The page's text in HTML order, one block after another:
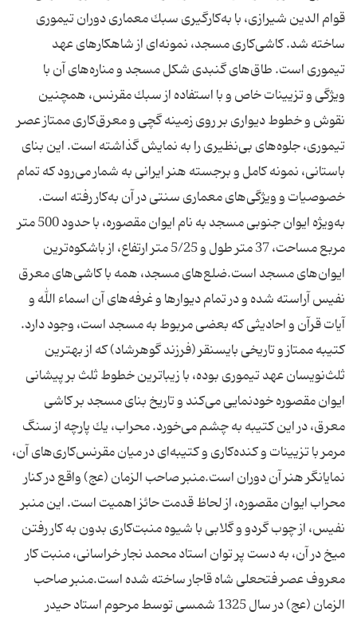
قوام الدین شیرازی، با به‌كارگیری سبك معماری دوران تیموری
ساخته شد. كاشی‌كاری مسجد، نمونه‌ای از شاهكارهای عهد
تیموری است. طاق‌‌های گنبدی شكل مسجد و مناره‌‌های آن با
ویژگی و تزیینات خاص و با استفاده از سبك مقرنس، همچنین
نقوش و خطوط دیواری بر روی زمینه‌ گچی و معرق‌كاری ممتاز عصر
تیموری، جلوه‌‌های بی‌نظیری را به نمایش گذاشته است. این بنای
باستانی، نمونه كامل و برجسته هنر ایرانی به شمار می‌رود كه تمام
خصوصیات و ویژگی‌‌های معماری سنتی در آن به‌كار رفته است.
به‌ویژه ایوان جنوبی مسجد به نام ایوان مقصوره، با حدود 500 متر
مربع مساحت، 37 متر طول و 5/25 متر ارتفاع، از باشكوه‌ترین
ایوان‌‌های مسجد است.ضلع‌های مسجد، همه با كاشی‌‌های معرق
نفیس آراسته شده و در تمام دیوارها و غرفه‌‌های آن اسماء الله و
آیات قرآن و احادیثی كه بعضی مربوط به مسجد است، وجود دارد.
كتیبه ممتاز و تاریخی بایسنقر (فرزند گوهرشاد) كه از بهترین
ثلث‌نویسان عهد تیموری بوده، با زیباترین خطوط ثلث بر پیشانی
ایوان مقصوره خودنمایی می‌كند و تاریخ بنای مسجد بر كاشی
معرق، در این كتیبه به چشم می‌خورد. محراب، یك پارچه از سنگ
مرمر با تزیینات و كنده‌كاری و كتیبه‌ای در میان مقرنس‌كاری‌‌های آن،
نمایانگر هنر آن دوران است.منبر صاحب الزمان (عج) واقع در كنار
محراب ایوان مقصوره، از لحاظ قدمت حائز اهمیت است. این منبر
نفیس، از چوب گردو و گلابی با شیوه منبت‌كاری بدون به كار رفتن
میخ در آن، به دست پر توان استاد محمد نجار خراسانی، منبت كار
معروف عصر فتحعلی شاه قاجار ساخته شده است.منبر صاحب
الزمان (عج) در سال 1325 شمسی توسط مرحوم استاد حیدر